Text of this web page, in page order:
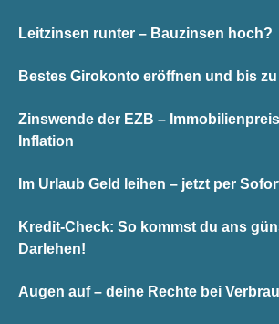
Leitzinsen runter – Bauzinsen hoch?
Bestes Girokonto eröffnen und bis
Zinswende der EZB –
Inflation
Im Urlaub Geld leihen – jetzt per
Kredit-Check: So kommst du ans
Darlehen!
Augen auf – deine Rechte bei